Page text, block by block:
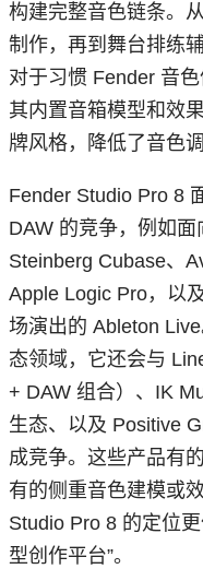
构建完整音色链条。
制作，再到舞台排练
对于习惯 Fender 音色
其内置音箱模型和效
牌风格，降低了音色
Fender Studio Pro 8
DAW 的竞争，例如
Steinberg Cubase、
Apple Logic Pro，以
场演出的 Ableton
态领域，它还会与
+ DAW 组合）、IK
生态、以及 Positive
成竞争。这些产品有
有的侧重音色建模或
Studio Pro 8 的定位
型创作平台”。